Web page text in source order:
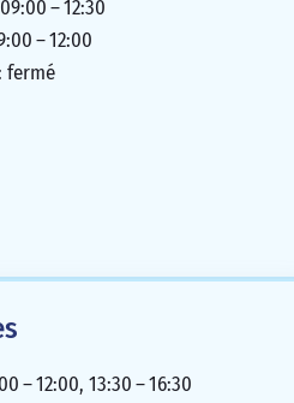
– 12:30
– 12:00
fermé
– 12:00, 13:30 – 16:30